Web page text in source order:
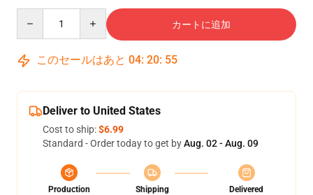
カートに追加
このセールはあと 04: 20: 54
Deliver to United States
Cost to ship:$6.99
Standard - Order today to get byAug. 02 - Aug. 09
Production
Shipping
Delivered